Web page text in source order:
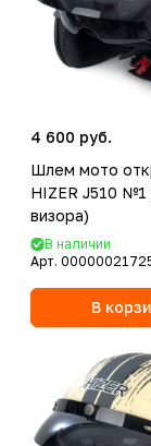
4 600 руб.
Шлем мото
HIZER J510 №1
визора)
В наличии
Арт.
В